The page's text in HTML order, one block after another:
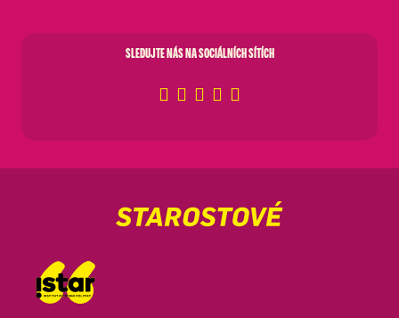
SLEDUJTE NÁS NA SOCIÁLNÍCH SÍTÍCH